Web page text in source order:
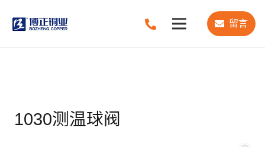
留言
1030测温球阀